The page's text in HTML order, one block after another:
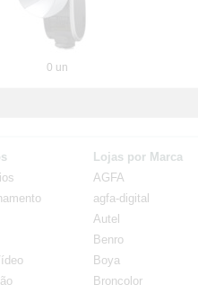
0 un
Lojas por Marca
AGFA
agfa-digital
Autel
Benro
Boya
Broncolor